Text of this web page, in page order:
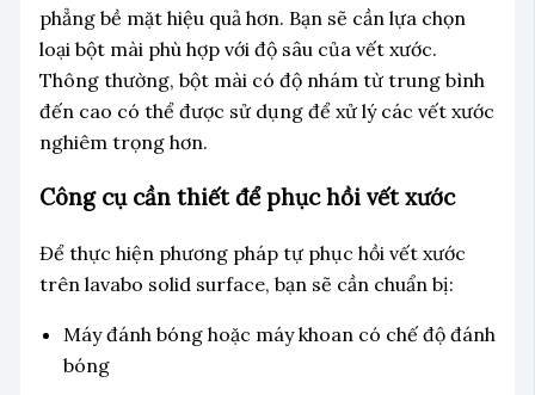
phẳng bề mặt hiệu quả hơn. Bạn sẽ cần lựa chọn
loại bột mài phù hợp với độ sâu của vết xước.
Thông thường, bột mài có độ nhám từ trung bình
đến cao có thể được sử dụng để xử lý các vết xước
nghiêm trọng hơn.
Công cụ cần thiết để phục hồi vết xước
Để thực hiện phương pháp tự phục hồi vết xước
trên lavabo solid surface, bạn sẽ cần chuẩn bị:
Máy đánh bóng hoặc máy khoan có chế độ đánh
bóng